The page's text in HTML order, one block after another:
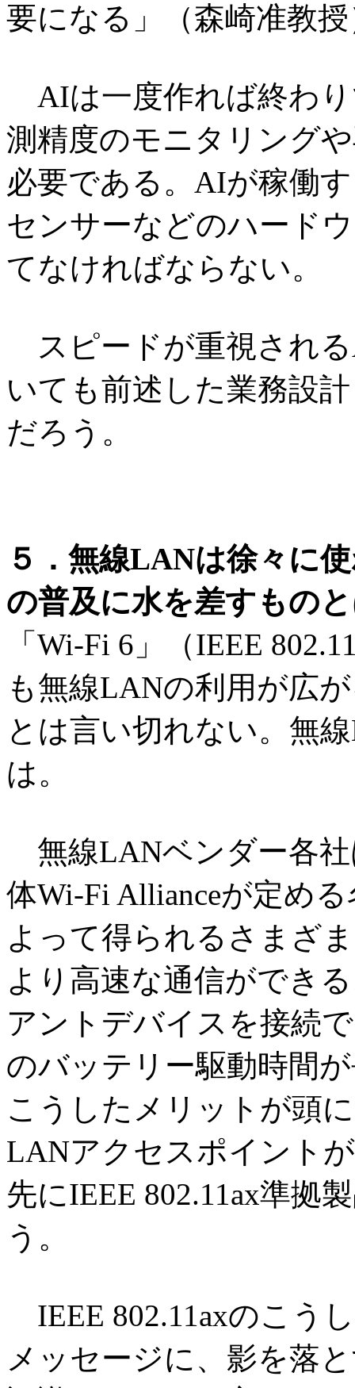
要になる」（森崎准教
AIは一度作れば終わ
測精度のモニタリング
必要である。AIが稼働
センサーなどのハード
てなければならない。
スピードが重視され
いても前述した業務設
だろう。
５．無線LANは徐々に
の普及に水を差すもの
「Wi-Fi 6」（IEEE
も無線LANの利用が広
とは言い切れない。無
は。
無線LANベンダー各社
体Wi-Fi Allianceが定め
よって得られるさまざ
より高速な通信ができ
アントデバイスを接続
のバッテリー駆動時間
こうしたメリットが頭
LANアクセスポイント
先にIEEE 802.11ax準拠
う。
IEEE 802.11axのこう
メッセージに、影を落